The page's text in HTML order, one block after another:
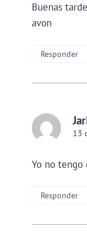
Buenas
avon
Responder
13
Yo no tengo
Responder